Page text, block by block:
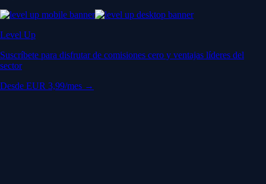
Level Up
Suscríbete para disfrutar de comisiones cero y ventajas líderes del
sector
Desde EUR 3,99/mes →